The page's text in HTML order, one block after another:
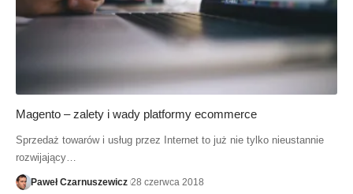
Magento – zalety i wady platformy ecommerce
Sprzedaż towarów i usług przez Internet to już nie tylko nieustannie
rozwijający…
Paweł Czarnuszewicz 28 czerwca 2018